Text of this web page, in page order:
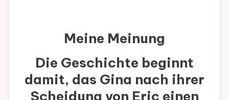
Meine Meinung
Die Geschichte beginnt
damit, das Gina nach ihrer
Scheidung von Eric einen